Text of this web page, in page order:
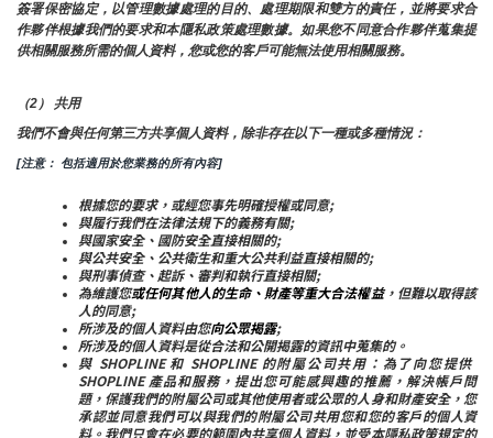
簽署保密協定，以管理數據處理的目的、處理期限和雙方的責任，並將要求合
作夥伴根據我們的要求和本隱私政策處理數據。如果您不同意合作夥伴蒐集提
供相關服務所需的個人資料，您或您的客戶可能無法使用相關服務。
（2） 共用
我們不會與任何第三方共享個人資料，除非存在以下一種或多種情況：
[注意： 包括適用於您業務的所有內容]
根據您的要求，或經您事先明確授權或同意;
與履行我們在法律法規下的義務有關;
與國家安全、國防安全直接相關的;
與公共安全、公共衛生和重大公共利益直接相關的;
與刑事偵查、起訴、審判和執行直接相關;
為維護您或任何其他人的生命、財產等重大合法權益，但難以取得該
人的同意;
所涉及的個人資料由您向公眾揭露;
所涉及的個人資料是從合法和公開揭露的資訊中蒐集的。
與 SHOPLINE 和 SHOPLINE 的附屬公司共用：為了向您提供
SHOPLINE 產品和服務，提出您可能感興趣的推薦，解決帳戶問
題，保護我們的附屬公司或其他使用者或公眾的人身和財產安全，您
承認並同意我們可以與我們的附屬公司共用您和您的客戶的個人資
料。我們只會在必要的範圍內共享個人資料，並受本隱私政策規定的